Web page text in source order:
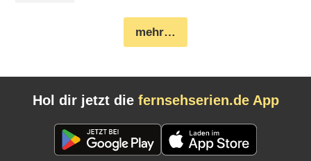
mehr…
Hol dir jetzt die fernsehserien.de App